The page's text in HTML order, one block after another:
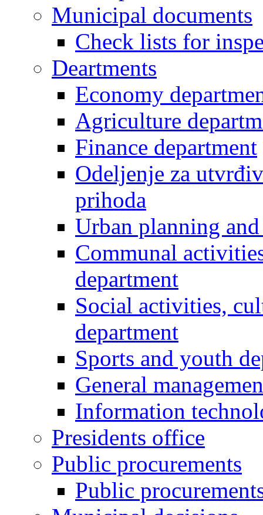
Municipal documents
Check lists for
Deartments
Economy
Agriculture
Finance department
Odeljenje za
prihoda
Urban planning
Communal
department
Social activities,
department
Sports and youth
General
Information
Presidents office
Public procurements
Public